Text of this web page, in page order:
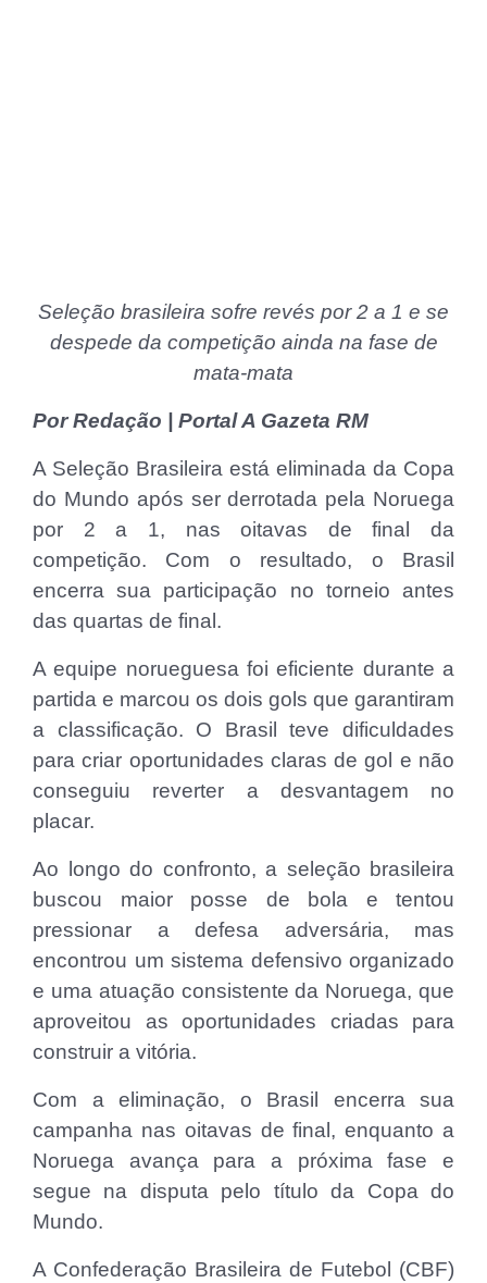
Seleção brasileira sofre revés por 2 a 1 e se
despede da competição ainda na fase de
mata-mata
Por Redação | Portal A Gazeta RM
A Seleção Brasileira está eliminada da Copa
do Mundo após ser derrotada pela Noruega
por 2 a 1, nas oitavas de final da
competição. Com o resultado, o Brasil
encerra sua participação no torneio antes
das quartas de final.
A equipe norueguesa foi eficiente durante a
partida e marcou os dois gols que garantiram
a classificação. O Brasil teve dificuldades
para criar oportunidades claras de gol e não
conseguiu reverter a desvantagem no
placar.
Ao longo do confronto, a seleção brasileira
buscou maior posse de bola e tentou
pressionar a defesa adversária, mas
encontrou um sistema defensivo organizado
e uma atuação consistente da Noruega, que
aproveitou as oportunidades criadas para
construir a vitória.
Com a eliminação, o Brasil encerra sua
campanha nas oitavas de final, enquanto a
Noruega avança para a próxima fase e
segue na disputa pelo título da Copa do
Mundo.
A Confederação Brasileira de Futebol (CBF)